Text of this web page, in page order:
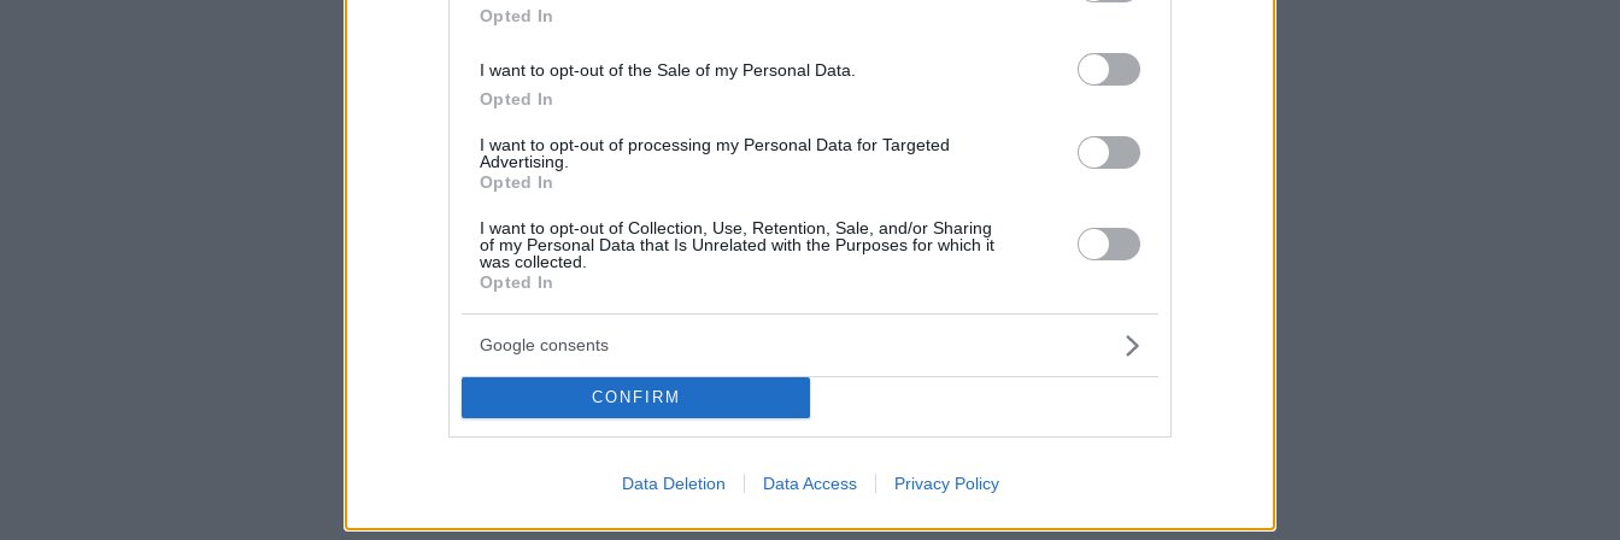
Opted In
I want to opt-out of the Sale of my Personal Data.
Opted In
I want to opt-out of processing my Personal Data for Targeted
Advertising.
Opted In
I want to opt-out of Collection, Use, Retention, Sale, and/or Sharing
of my Personal Data that Is Unrelated with the Purposes for which it
was collected.
Opted In
Google consents
CONFIRM
Data Deletion Data Access Privacy Policy